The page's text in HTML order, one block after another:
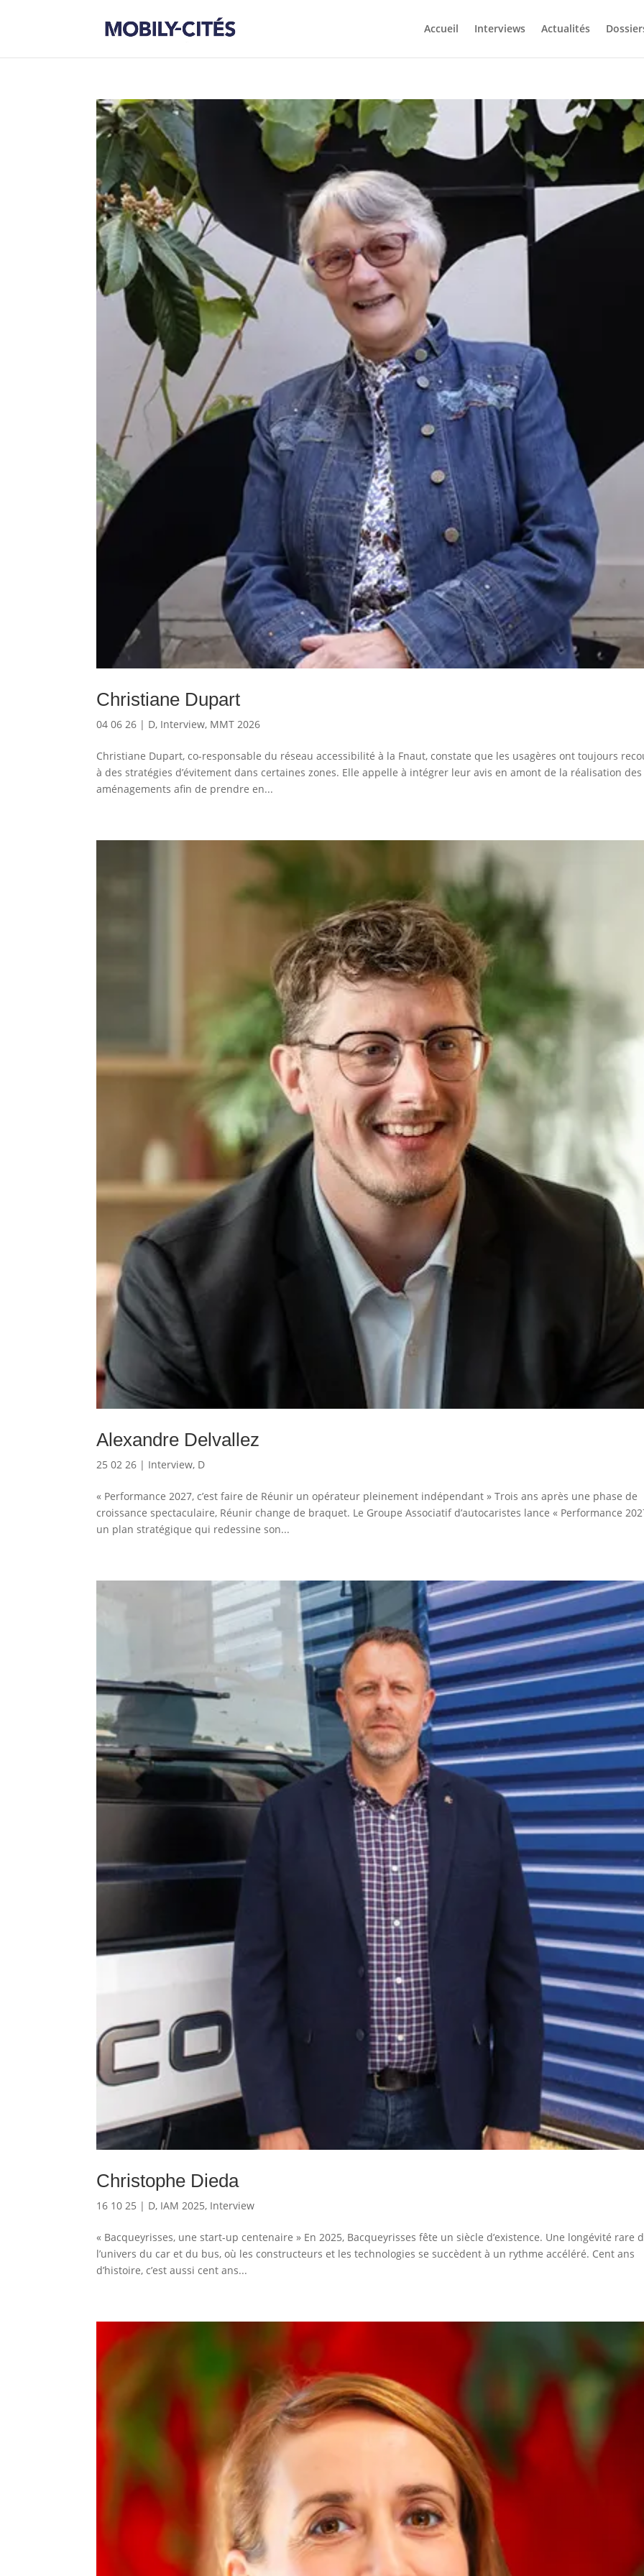
Accueil Interviews Actualités
Christiane Dupart
04 06 26 | D, Interview, MMT 2026
Christiane Dupart, co-responsable du réseau accessibilité à la Fnaut, constate que les usagères ont toujours
à des stratégies d’évitement dans certaines zones. Elle appelle à intégrer leur avis en amont de la réalisation des
aménagements afin de prendre en...
Alexandre Delvallez
25 02 26 | Interview, D
« Performance 2027, c’est faire de Réunir un opérateur pleinement indépendant » Trois ans après une phase de
croissance spectaculaire, Réunir change de braquet. Le Groupe Associatif d’autocaristes lance « Performance
un plan stratégique qui redessine son...
Christophe Dieda
16 10 25 | D, IAM 2025, Interview
« Bacqueyrisses, une start-up centenaire » En 2025, Bacqueyrisses fête un siècle d’existence. Une longévité rare
l’univers du car et du bus, où les constructeurs et les technologies se succèdent à un rythme accéléré. Cent ans
d’histoire, c’est aussi cent ans...